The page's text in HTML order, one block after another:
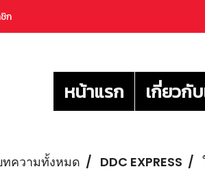
ก
หน้าแรก เกี่ยวกับ
ความทั้งหมด DDC EXPRESS